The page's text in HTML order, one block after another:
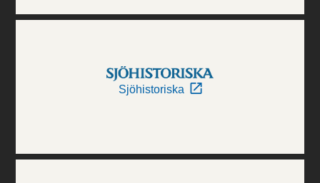
Sjöhistoriska